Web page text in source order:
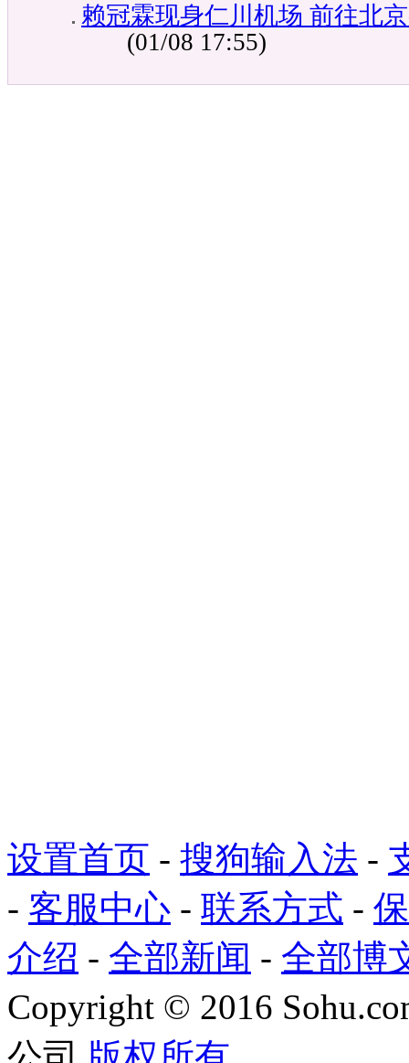
赖冠霖现身仁川机场 前往北
(01/08 17:55)
设置首页 - 搜狗输入法 -
- 客服中心 - 联系方式 -
介绍 - 全部新闻 - 全部博
Copyright © 2016